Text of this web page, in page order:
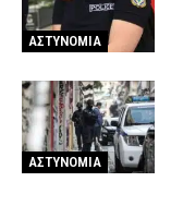
ΑΣΤΥΝΟΜΙΑ
ΑΣΤΥΝΟΜΙΑ